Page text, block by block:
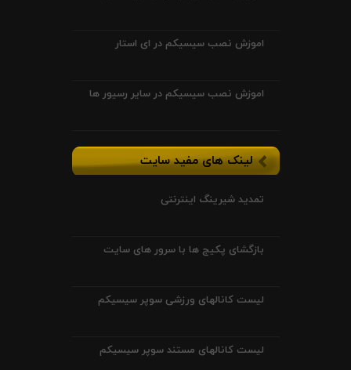
اموزش نصب سیسیکم در ای استار
اموزش نصب سیسیکم در سایر رسیور ها
لینک های مفید سایت
تمدید شیرینگ اینترنتی
بازگشای پکیج ها با سرور های سایت
لیست کانالهای ورزشی سوپر سیسیکم
لیست کانالهای مستند سوپر سیسیکم